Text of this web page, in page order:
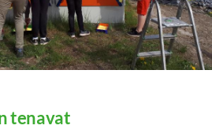
tenavat